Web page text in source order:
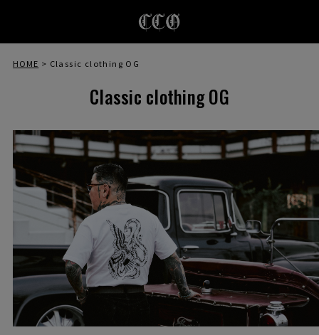
HOME Classic clothing OG
Classic clothing OG